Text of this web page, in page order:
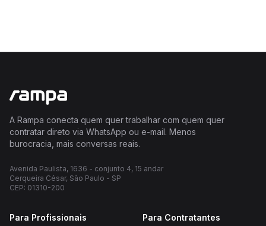
A Rampa conecta quem quer trabalhar com quem quer
contratar direto via WhatsApp ou e-mail. Menos
burocracia, mais conversas reais.
Avenida Paulista, 1636 - conjunto 4, 15 andar
Cerqueira César, São Paulo - SP
CEP: 01310-200
Para Profissionais Para Contratantes